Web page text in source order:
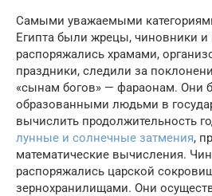
Самыми уважаемыми
Египта были жрецы, чиновники
распоряжались храмами,
праздники, следили за
«сынам богов» — фараонам. Они
образованными людьми в
вычислить продолжительность
лунные и солнечные затмения,
математические вычисления.
распоряжались царской
зернохранилищами. Они